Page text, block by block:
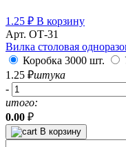
1.25 ₽ В корзину
Арт. ОТ-31
Вилка столовая
Коробка 3000 шт.
1.25 ₽штука
-
итого:
0.00 ₽
В корзину